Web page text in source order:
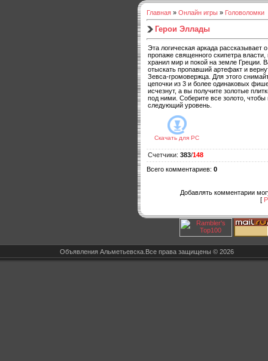
Главная » Онлайн игры » Головоломки
Герои Эллады
Эта логическая аркада рассказывает
пропаже священного скипетра власти,
хранил мир и покой на земле Греции.
отыскать пропавший артефакт и
Зевса-громовержца. Для этого
цепочки из 3 и более одинаковых
исчезнут, а вы получите золотые
под ними. Соберите все золото, чтобы
следующий уровень.
Скачать для PC
Счетчики: 383/148
Всего комментариев: 0
Добавлять комментарии
[
Объявления Альметьевска.Все права защищены © 2026